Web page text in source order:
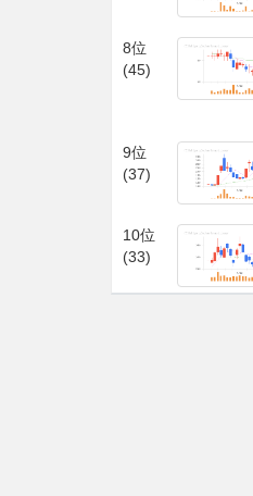
8位
(45)
9位
(37)
10位
(33)